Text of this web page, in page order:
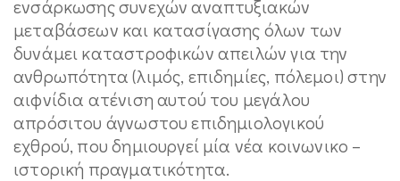
ενσάρκωσης συνεχών αναπτυξιακών
μεταβάσεων και κατασίγασης όλων των
δυνάμει καταστροφικών απειλών για την
ανθρωπότητα (λιμός, επιδημίες, πόλεμοι) στην
αιφνίδια ατένιση αυτού του μεγάλου
απρόσιτου άγνωστου επιδημιολογικού
εχθρού, που δημιουργεί μία νέα κοινωνικο –
ιστορική πραγματικότητα.